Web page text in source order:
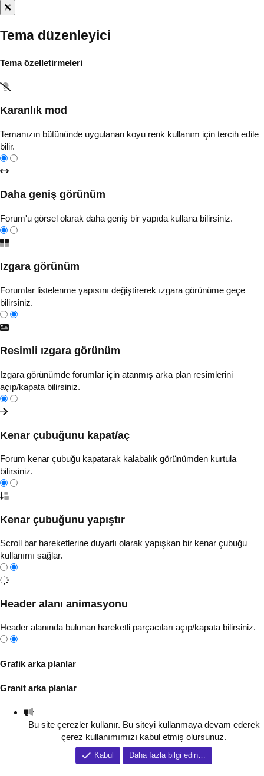
Tema düzenleyici
Tema özelletirmeleri
Karanlık mod
Temanızın bütününde uygulanan koyu renk kullanım için tercih edile
bilir.
Daha geniş görünüm
Forum'u görsel olarak daha geniş bir yapıda kullana bilirsiniz.
Izgara görünüm
Forumlar listelenme yapısını değiştirerek ızgara görünüme geçe
bilirsiniz.
Resimli ızgara görünüm
Izgara görünümde forumlar için atanmış arka plan resimlerini
açıp/kapata bilirsiniz.
Kenar çubuğunu kapat/aç
Forum kenar çubuğu kapatarak kalabalık görünümden kurtula
bilirsiniz.
Kenar çubuğunu yapıştır
Scroll bar hareketlerine duyarlı olarak yapışkan bir kenar çubuğu
kullanımı sağlar.
Header alanı animasyonu
Header alanında bulunan hareketli parçacıları açıp/kapata bilirsiniz.
Grafik arka planlar
Granit arka planlar
Bu site çerezler kullanır. Bu siteyi kullanmaya devam ederek
çerez kullanımımızı kabul etmiş olursunuz.
Kabul Daha fazla bilgi edin…